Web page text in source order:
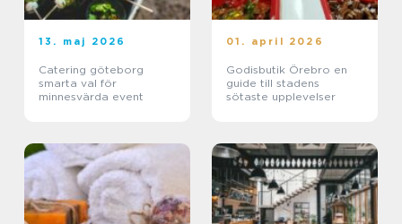
13. maj 2026
Catering göteborg
smarta val för
minnesvärda event
01. april 2026
Godisbutik Örebro en
guide till stadens
sötaste upplevelser